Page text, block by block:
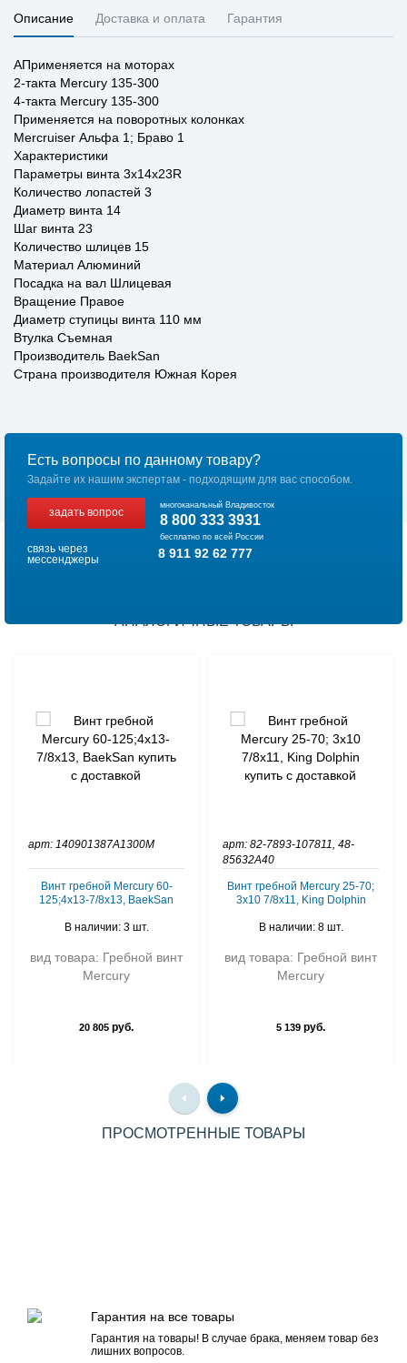
Описание Доставка и оплата Гарантия
АПрименяется на моторах
2-такта Mercury 135-300
4-такта Mercury 135-300
Применяется на поворотных колонках
Mercruiser Альфа 1; Браво 1
Характеристики
Параметры винта 3x14x23R
Количество лопастей 3
Диаметр винта 14
Шаг винта 23
Количество шлицев 15
Материал Алюминий
Посадка на вал Шлицевая
Вращение Правое
Диаметр ступицы винта 110 мм
Втулка Съемная
Производитель BaekSan
Страна производителя Южная Корея
Есть вопросы по данному товару?
Задайте их нашим экспертам - подходящим для вас способом.
задать вопрос
многоканальный Владивосток
8 800 333 3931
бесплатно по всей России
связь через
мессенджеры
8 911 92 62 777
АНАЛОГИЧНЫЕ ТОВАРЫ
арт: 140901387A1300M
Винт гребной Mercury 60-
125;4x13-7/8x13, BaekSan
В наличии: 3 шт.
вид товара: Гребной винт
Mercury
20 805 руб.
арт: 82-7893-107811, 48-
85632A40
Винт гребной Mercury 25-70;
3x10 7/8x11, King Dolphin
В наличии: 8 шт.
вид товара: Гребной винт
Mercury
5 139 руб.
ПРОСМОТРЕННЫЕ ТОВАРЫ
Гарантия на все товары
Гарантия на товары! В случае брака, меняем товар без
лишних вопросов.